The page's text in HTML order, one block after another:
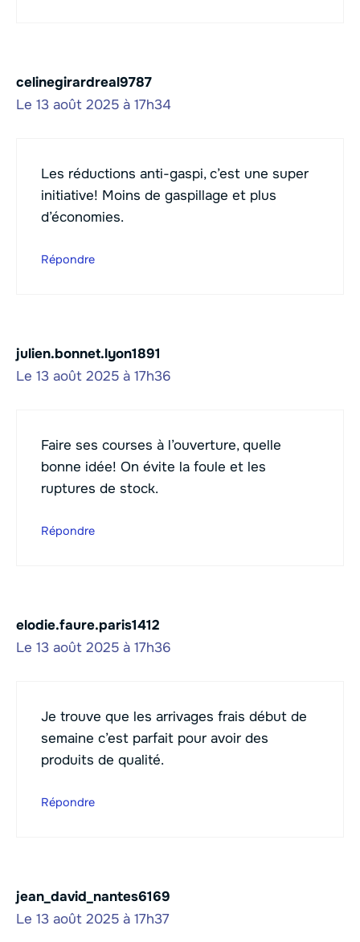
celinegirardreal9787
Le 13 août 2025 à 17h34
Les réductions anti-gaspi, c’est une super
initiative! Moins de gaspillage et plus
d’économies.
Répondre
julien.bonnet.lyon1891
Le 13 août 2025 à 17h36
Faire ses courses à l’ouverture, quelle
bonne idée! On évite la foule et les
ruptures de stock.
Répondre
elodie.faure.paris1412
Le 13 août 2025 à 17h36
Je trouve que les arrivages frais début de
semaine c’est parfait pour avoir des
produits de qualité.
Répondre
jean_david_nantes6169
Le 13 août 2025 à 17h37